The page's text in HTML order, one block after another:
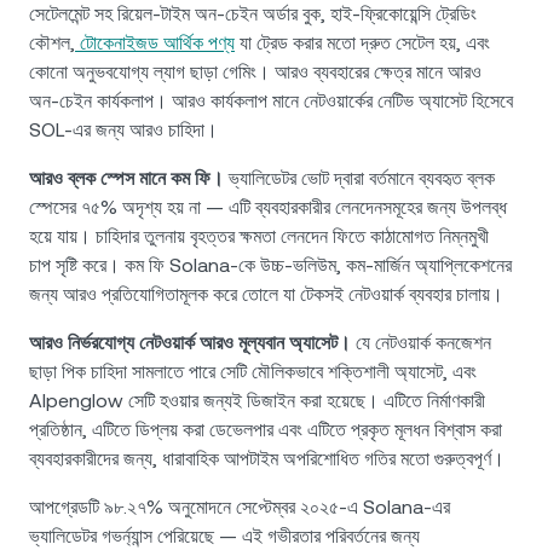
সেটেলমেন্ট সহ রিয়েল-টাইম অন-চেইন অর্ডার বুক, হাই-ফ্রিকোয়েন্সি ট্রেডিং
কৌশল, টোকেনাইজড আর্থিক পণ্য যা ট্রেড করার মতো দ্রুত সেটেল হয়, এবং
কোনো অনুভবযোগ্য ল্যাগ ছাড়া গেমিং। আরও ব্যবহারের ক্ষেত্র মানে আরও
অন-চেইন কার্যকলাপ। আরও কার্যকলাপ মানে নেটওয়ার্কের নেটিভ অ্যাসেট হিসেবে
SOL-এর জন্য আরও চাহিদা।
আরও ব্লক স্পেস মানে কম ফি।ভ্যালিডেটর ভোট দ্বারা বর্তমানে ব্যবহৃত ব্লক
স্পেসের ৭৫% অদৃশ্য হয় না — এটি ব্যবহারকারীর লেনদেনসমূহের জন্য উপলব্ধ
হয়ে যায়। চাহিদার তুলনায় বৃহত্তর ক্ষমতা লেনদেন ফিতে কাঠামোগত নিম্নমুখী
চাপ সৃষ্টি করে। কম ফি Solana-কে উচ্চ-ভলিউম, কম-মার্জিন অ্যাপ্লিকেশনের
জন্য আরও প্রতিযোগিতামূলক করে তোলে যা টেকসই নেটওয়ার্ক ব্যবহার চালায়।
আরও নির্ভরযোগ্য নেটওয়ার্ক আরও মূল্যবান অ্যাসেট। যে নেটওয়ার্ক কনজেশন
ছাড়া পিক চাহিদা সামলাতে পারে সেটি মৌলিকভাবে শক্তিশালী অ্যাসেট, এবং
Alpenglow সেটি হওয়ার জন্যই ডিজাইন করা হয়েছে। এটিতে নির্মাণকারী
প্রতিষ্ঠান, এটিতে ডিপ্লয় করা ডেভেলপার এবং এটিতে প্রকৃত মূলধন বিশ্বাস করা
ব্যবহারকারীদের জন্য, ধারাবাহিক আপটাইম অপরিশোধিত গতির মতো গুরুত্বপূর্ণ।
আপগ্রেডটি ৯৮.২৭% অনুমোদনে সেপ্টেম্বর ২০২৫-এ Solana-এর
ভ্যালিডেটর গভর্ন্যান্স পেরিয়েছে — এই গভীরতার পরিবর্তনের জন্য